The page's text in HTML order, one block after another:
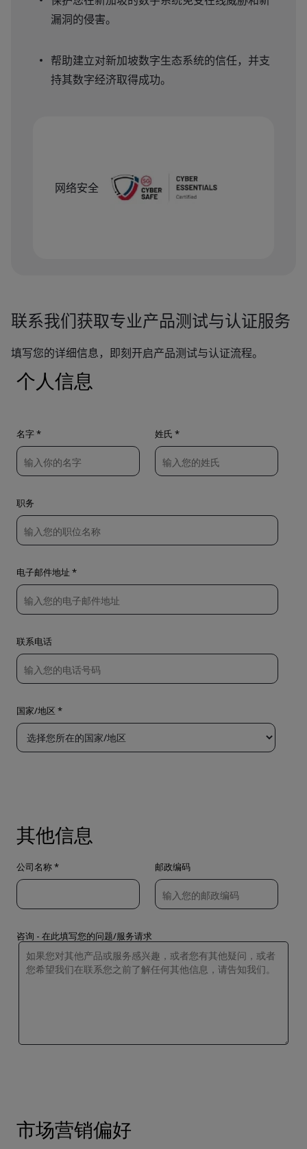
漏洞的侵害。
帮助建立对新加坡数字生态系统的信任，并支
持其数字经济取得成功。
网络安全
联系我们获取专业产品测试与认证服务
填写您的详细信息，即刻开启产品测试与认证流程。